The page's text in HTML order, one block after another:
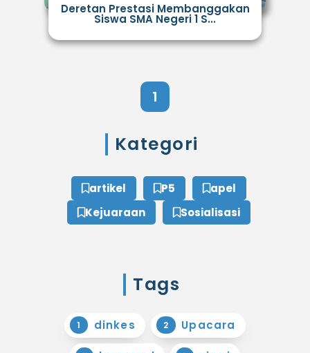
Deretan Prestasi Membanggakan
Siswa SMA Negeri 1 S...
1
Kategori
artikel P5
apel
Kejuaraan
Sosialisasi
Tags
1 dinkes 2 Upacara